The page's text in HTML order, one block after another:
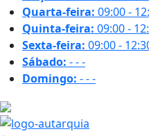
Quarta-feira: 09:00 -
Quinta-feira: 09:00 -
Sexta-feira: 09:00 -
Sábado: ---
Domingo: ---